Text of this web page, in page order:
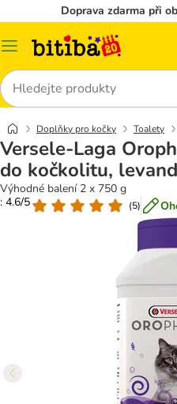
Doprava zdarma při
Kategorie
Hledat
Doplňky pro kočky Toalety
Versele-Laga
do kočkolitu,
Výhodné balení 2 x 750 g
: 4.6/5
(5)